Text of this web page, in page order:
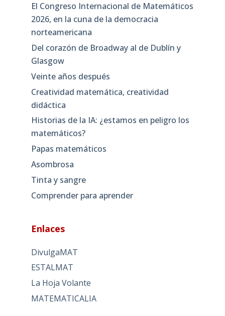
El Congreso Internacional de Matemáticos
2026, en la cuna de la democracia
norteamericana
Del corazón de Broadway al de Dublín y
Glasgow
Veinte años después
Creatividad matemática, creatividad
didáctica
Historias de la IA: ¿estamos en peligro los
matemáticos?
Papas matemáticos
Asombrosa
Tinta y sangre
Comprender para aprender
Enlaces
DivulgaMAT
ESTALMAT
La Hoja Volante
MATEMATICALIA